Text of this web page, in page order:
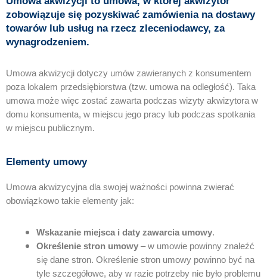
zobowiązuje się pozyskiwać zamówienia na dostawy
towarów lub usług na rzecz zleceniodawcy, za
wynagrodzeniem.
Umowa akwizycji dotyczy umów zawieranych z konsumentem
poza lokalem przedsiębiorstwa (tzw. umowa na odległość). Taka
umowa może więc zostać zawarta podczas wizyty akwizytora w
domu konsumenta, w miejscu jego pracy lub podczas spotkania
w miejscu publicznym.
Elementy umowy
Umowa akwizycyjna dla swojej ważności powinna zwierać
obowiązkowo takie elementy jak:
Wskazanie miejsca i daty zawarcia umowy.
Określenie stron umowy – w umowie powinny znaleźć
się dane stron. Określenie stron umowy powinno być na
tyle szczegółowe, aby w razie potrzeby nie było problemu